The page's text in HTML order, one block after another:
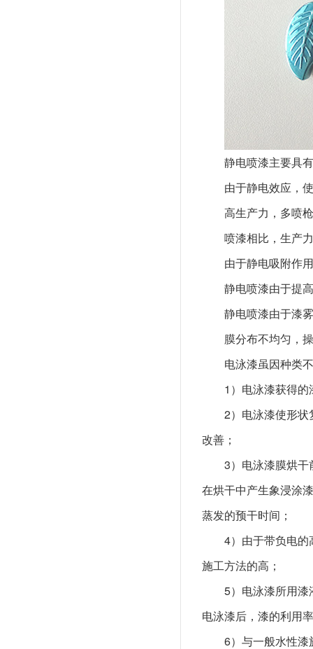
静电喷漆主要具
由于静电效应，
高生产力，多喷
喷漆相比，生产
由于静电吸附作
静电喷漆由于提
静电喷漆由于漆
膜分布不均匀，
电泳漆虽因种类
1）电泳漆获得
2）电泳漆使形
改善；
3）电泳漆膜烘
在烘干中产生象浸涂
蒸发的预干时间；
4）由于带负电
施工方法的高；
5）电泳漆所用
电泳漆后，漆的利用
6）与一般水性